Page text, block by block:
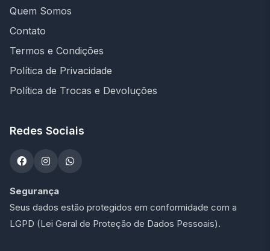
Quem Somos
Contato
Termos e Condições
Política de Privacidade
Política de Trocas e Devoluções
Redes Sociais
Segurança
Seus dados estão protegidos em conformidade com a
LGPD (Lei Geral de Proteção de Dados Pessoais).